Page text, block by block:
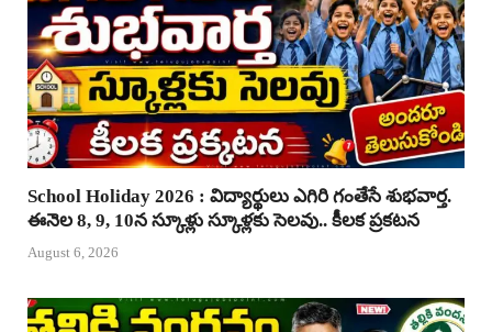
School Holiday 2026 : విద్యార్థులు ఎగిరి గంతేసే శుభవార్త.
ఈనెల 8, 9, 10న స్కూళ్లు స్కూళ్లకు సెలవు.. కీలక ప్రకటన
August 6, 2026